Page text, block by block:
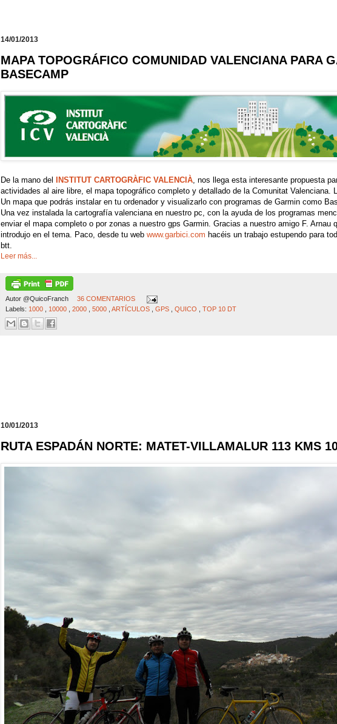
14/01/2013
MAPA TOPOGRÁFICO COMUNIDAD VALENCIANA PARA
BASECAMP
De la mano del INSTITUT CARTOGRÀFIC VALENCIÀ , nos llega esta interesante propuesta
actividades al aire libre, el mapa topográfico completo y detallado de la Comunitat Valenciana.
Un mapa que podrás instalar en tu ordenador y visualizarlo con programas de Garmin como
Una vez instalada la cartografía valenciana en nuestro pc, con la ayuda de los programas
enviar el mapa completo o por zonas a nuestro gps Garmin. Gracias a nuestro amigo F. Arnau
introdujo en el tema. Paco, desde tu web www.garbici.com hacéis un trabajo estupendo para
btt.
Leer más...
Autor @QuicoFranch
36 COMENTARIOS
Labels: 1000 10000 2000 5000 ARTÍCULOS GPS QUICO TOP 10 DT
10/01/2013
RUTA ESPADÁN NORTE: MATET-VILLAMALUR 113 KMS